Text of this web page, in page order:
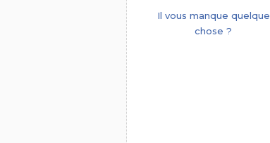
Il vous manque quelque
chose ?